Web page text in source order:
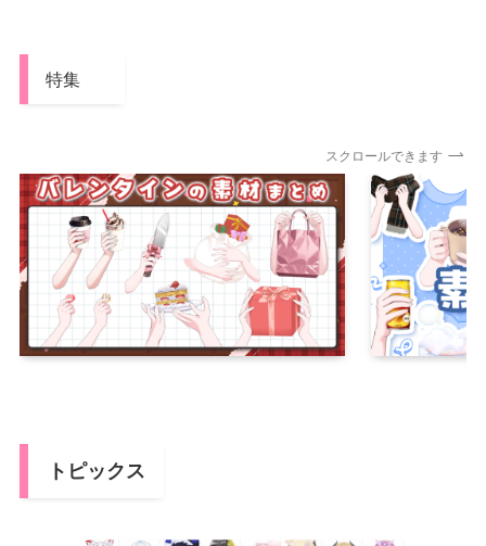
特集
スクロールできます
トピックス